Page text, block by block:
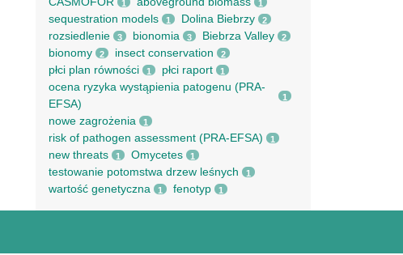
1 1
sequestration models 1 Dolina Biebrzy 2
rozsiedlenie 3 bionomia 3 Biebrza Valley 2
bionomy 2 insect conservation 2
płci plan równości 1 płci raport 1
ocena ryzyka wystąpienia patogenu (PRA-
EFSA)
1
nowe zagrożenia 1
risk of pathogen assessment (PRA-EFSA) 1
new threats 1 Omycetes 1
testowanie potomstwa drzew leśnych 1
wartość genetyczna 1 fenotyp 1